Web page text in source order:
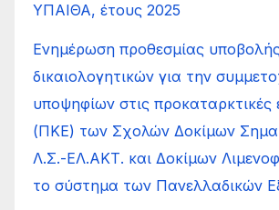
ΥΠΑΙΘΑ, έτους 2025
Ενημέρωση προθεσμίας
δικαιολογητικών για την
υποψηφίων στις προκαταρκτικές
(ΠΚΕ) των Σχολών Δοκίμων
Λ.Σ.-ΕΛ.ΑΚΤ. και Δοκίμων
το σύστημα των Πανελλαδικών